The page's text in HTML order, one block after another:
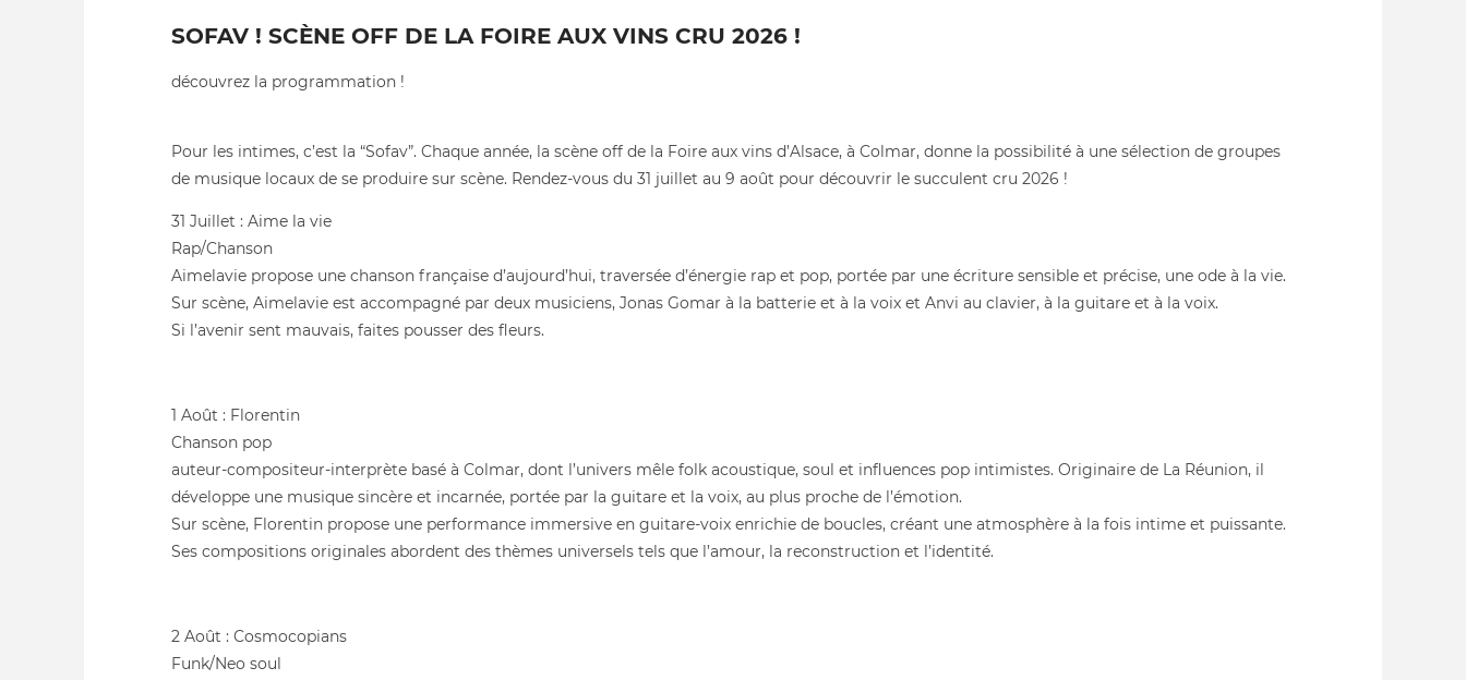
SOFAV ! SCÈNE OFF DE LA FOIRE AUX VINS CRU 2026 !
découvrez la programmation !
Pour les intimes, c’est la “Sofav”. Chaque année, la scène off de la Foire aux vins d’Alsace, à Colmar, donne la possibilité à une sélection de groupes
de musique locaux de se produire sur scène. Rendez-vous du 31 juillet au 9 août pour découvrir le succulent cru 2026 !
31 Juillet : Aime la vie
Rap/Chanson
Aimelavie propose une chanson française d’aujourd’hui, traversée d’énergie rap et pop, portée par une écriture sensible et précise, une ode à la vie.
Sur scène, Aimelavie est accompagné par deux musiciens, Jonas Gomar à la batterie et à la voix et Anvi au clavier, à la guitare et à la voix.
Si l’avenir sent mauvais, faites pousser des fleurs.
1 Août : Florentin
Chanson pop
auteur-compositeur-interprète basé à Colmar, dont l’univers mêle folk acoustique, soul et influences pop intimistes. Originaire de La Réunion, il
développe une musique sincère et incarnée, portée par la guitare et la voix, au plus proche de l’émotion.
Sur scène, Florentin propose une performance immersive en guitare-voix enrichie de boucles, créant une atmosphère à la fois intime et puissante.
Ses compositions originales abordent des thèmes universels tels que l’amour, la reconstruction et l’identité.
2 Août : Cosmocopians
Funk/Neo soul